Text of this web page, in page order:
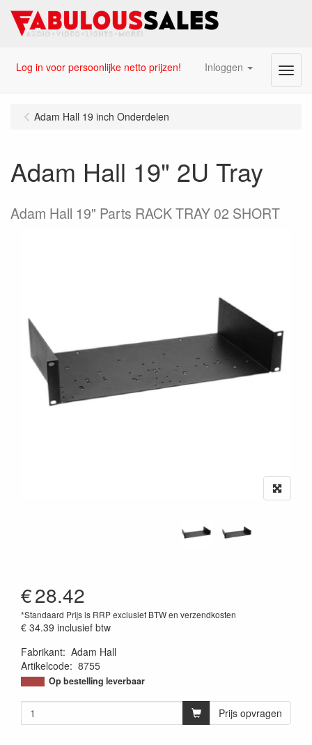
Log in voor persoonlijke netto prijzen! Inloggen Menu
Adam Hall 19 inch Onderdelen
Adam Hall 19" 2U Tray
Adam Hall 19" Parts RACK TRAY 02 SHORT
€28.42
*Standaard Prijs is RRP exclusief BTW en verzendkosten
€ 34.39 inclusief btw
Fabrikant: Adam Hall
Artikelcode: 8755
Op bestelling leverbaar
Prijs opvragen